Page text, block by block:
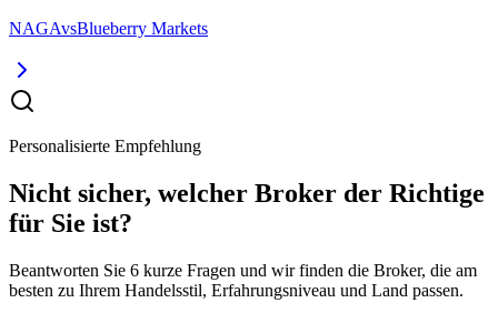
NAGAvsBlueberry Markets
Personalisierte Empfehlung
Nicht sicher, welcher Broker der Richtige
für Sie ist?
Beantworten Sie 6 kurze Fragen und wir finden die Broker, die am
besten zu Ihrem Handelsstil, Erfahrungsniveau und Land passen.